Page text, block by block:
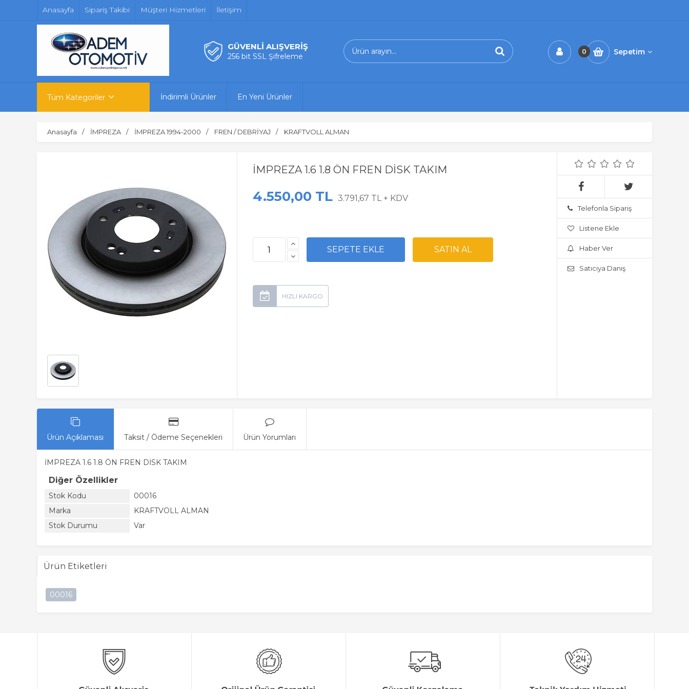
Anasayfa Sipariş Takibi Müşteri Hizmetleri İletişim
GÜVENLİ ALIŞVERİŞ
256 bit SSL Şifreleme
0 Sepetim
Tüm Kategoriler İndirimli Ürünler En Yeni Ürünler
Anasayfa İMPREZA İMPREZA 1994-2000 FREN / DEBRİYAJ KRAFTVOLL ALMAN
İMPREZA 1.6 1.8 ÖN FREN DİSK TAKIM
4.550,00 TL 3.791,67 TL + KDV
Telefonla Sipariş
Listene Ekle
Haber Ver
Satıcıya Danış
Ürün Açıklaması Taksit / Ödeme Seçenekleri Ürün Yorumları
İMPREZA 1.6 1.8 ÖN FREN DİSK TAKIM
Diğer Özellikler
Stok Kodu
00016
Marka
KRAFTVOLL ALMAN
Stok Durumu
Var
Ürün Etiketleri
00016